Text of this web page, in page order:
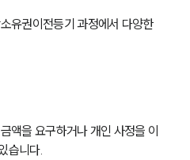
소개
유권이전등기 과정에서 다양한
액을 요구하거나 개인 사정을 이
습니다.